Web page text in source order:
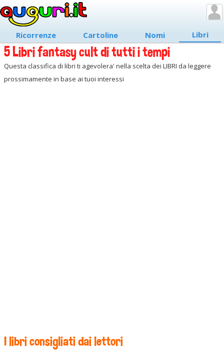
Ricorrenze Cartoline Nomi Libri
5 Libri fantasy cult di tutti i tempi
Questa classifica di libri ti agevolera' nella scelta dei LIBRI da leggere
prossimamente in base ai tuoi interessi
I libri consigliati dai lettori